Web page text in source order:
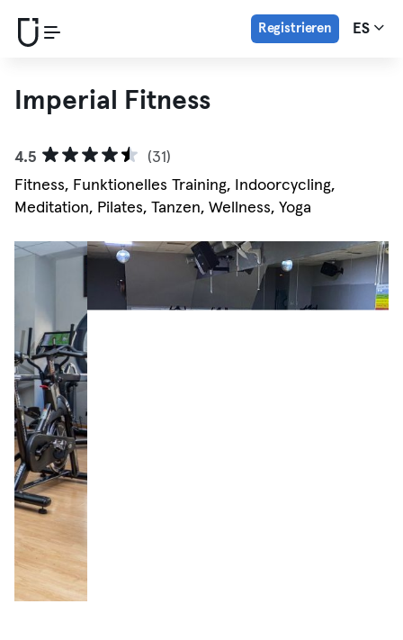
Registrieren ES
Imperial Fitness
4.5
(31)
Fitness, Funktionelles Training, Indoorcycling,
Meditation, Pilates, Tanzen, Wellness, Yoga